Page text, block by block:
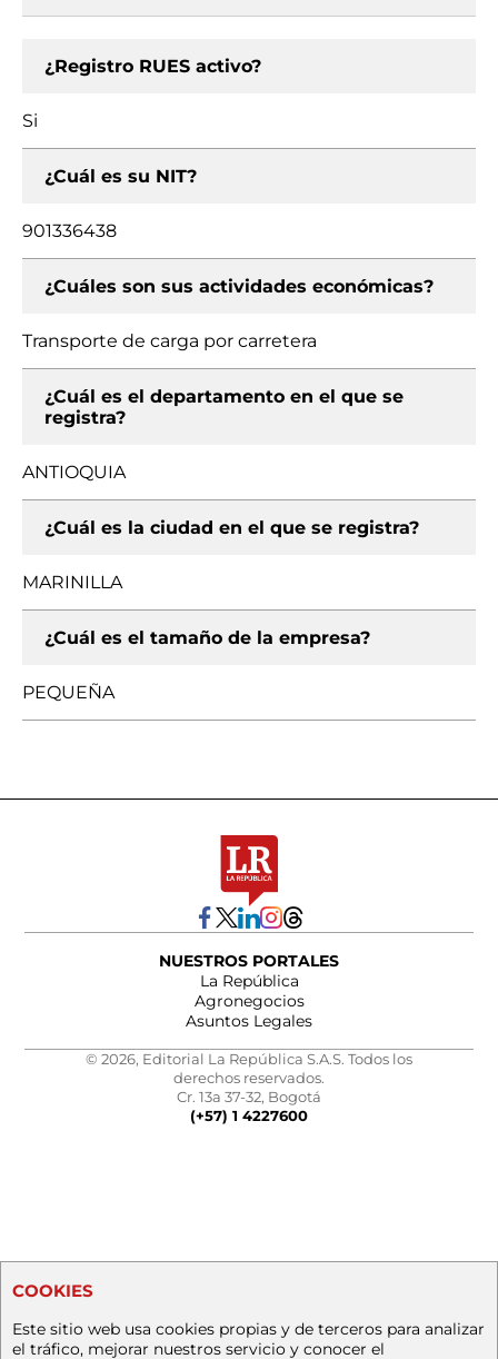
¿Registro RUES activo?
Si
¿Cuál es su NIT?
901336438
¿Cuáles son sus actividades económicas?
Transporte de carga por carretera
¿Cuál es el departamento en el que se
registra?
ANTIOQUIA
¿Cuál es la ciudad en el que se registra?
MARINILLA
¿Cuál es el tamaño de la empresa?
PEQUEÑA
NUESTROS PORTALES
La República
Agronegocios
Asuntos Legales
© 2026, Editorial La República S.A.S. Todos los
derechos reservados.
Cr. 13a 37-32, Bogotá
(+57) 1 4227600
COOKIES
Este sitio web usa cookies propias y de terceros para analizar
el tráfico, mejorar nuestros servicio y conocer el